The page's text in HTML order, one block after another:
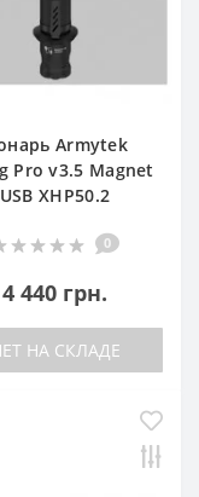
Armytek
Pro v3.5 Magnet
USB XHP50.2
0
4 440 грн.
НА СКЛАДЕ